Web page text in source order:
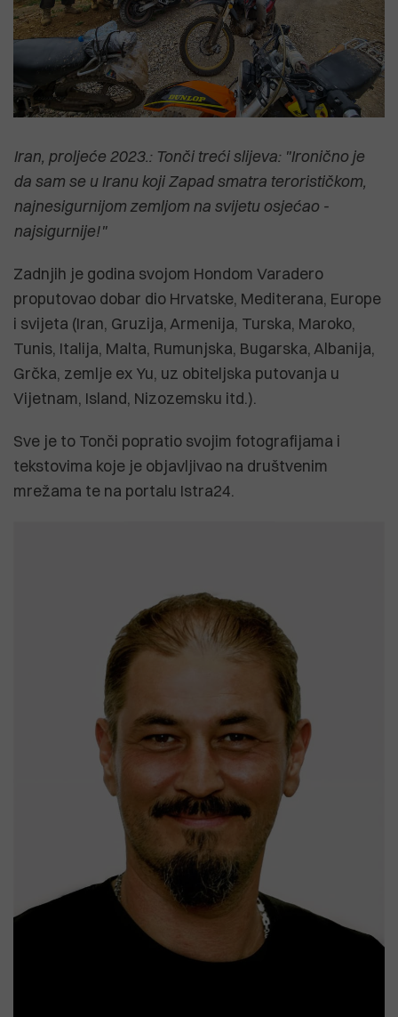
Iran, proljeće 2023.: Tonči treći slijeva: "Ironično je
da sam se u Iranu koji Zapad smatra terorističkom,
najnesigurnijom zemljom na svijetu osjećao -
najsigurnije!"
Zadnjih je godina svojom Hondom Varadero
proputovao dobar dio Hrvatske, Mediterana, Europe
i svijeta (Iran, Gruzija, Armenija, Turska, Maroko,
Tunis, Italija, Malta, Rumunjska, Bugarska, Albanija,
Grčka, zemlje ex Yu, uz obiteljska putovanja u
Vijetnam, Island, Nizozemsku itd.).
Sve je to Tonči popratio svojim fotografijama i
tekstovima koje je objavljivao na društvenim
mrežama te na portalu Istra24.